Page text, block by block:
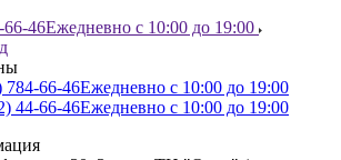
66-46Ежедневно с 10:00 до 19:00
784-66-46Ежедневно с 10:00 до 19:00
44-66-46Ежедневно с 10:00 до 19:00